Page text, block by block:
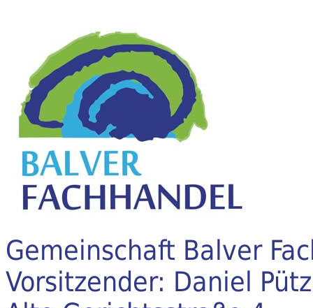
Gemeinschaft Balver
Vorsitzender: Daniel Pütz